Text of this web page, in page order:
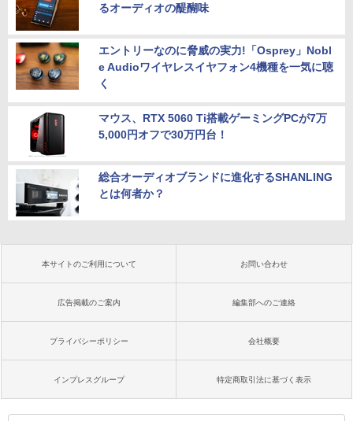
るオーディオの醍醐味
エントリーなのに脅威の実力!「Osprey」Nobl
e Audioワイヤレスイヤフォン4機種を一気に聴
く
マウス、RTX 5060 Ti搭載ゲーミングPCが7万
5,000円オフで30万円台！
総合オーディオブランドに進化するSHANLING
とは何者か？
本サイトのご利用について お問い合わせ
広告掲載のご案内 編集部へのご連絡
プライバシーポリシー 会社概要
インプレスグループ 特定商取引法に基づく表示